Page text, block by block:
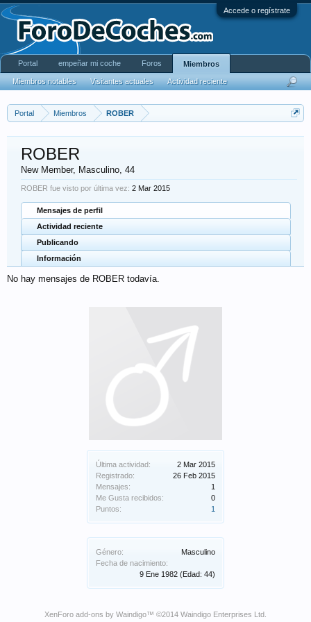
Accede o regístrate
Portal Miembros ROBER
Última actividad:
2 Mar 2015
Registrado:
26 Feb 2015
Mensajes:
1
Me Gusta recibidos:
0
Puntos:
1
Género:
Masculino
Fecha de nacimiento:
9 Ene 1982 (Edad: 44)
ROBER
New Member, Masculino, 44
ROBER fue visto por última vez: 2 Mar 2015
Mensajes de perfil
Actividad reciente
Publicando
Información
No hay mensajes de ROBER todavía.
XenForo add-ons by Waindigo™ ©2014 Waindigo Enterprises Ltd
Portal empeñar mi coche Foros Miembros
Miembros notables Visitantes actuales Actividad reciente